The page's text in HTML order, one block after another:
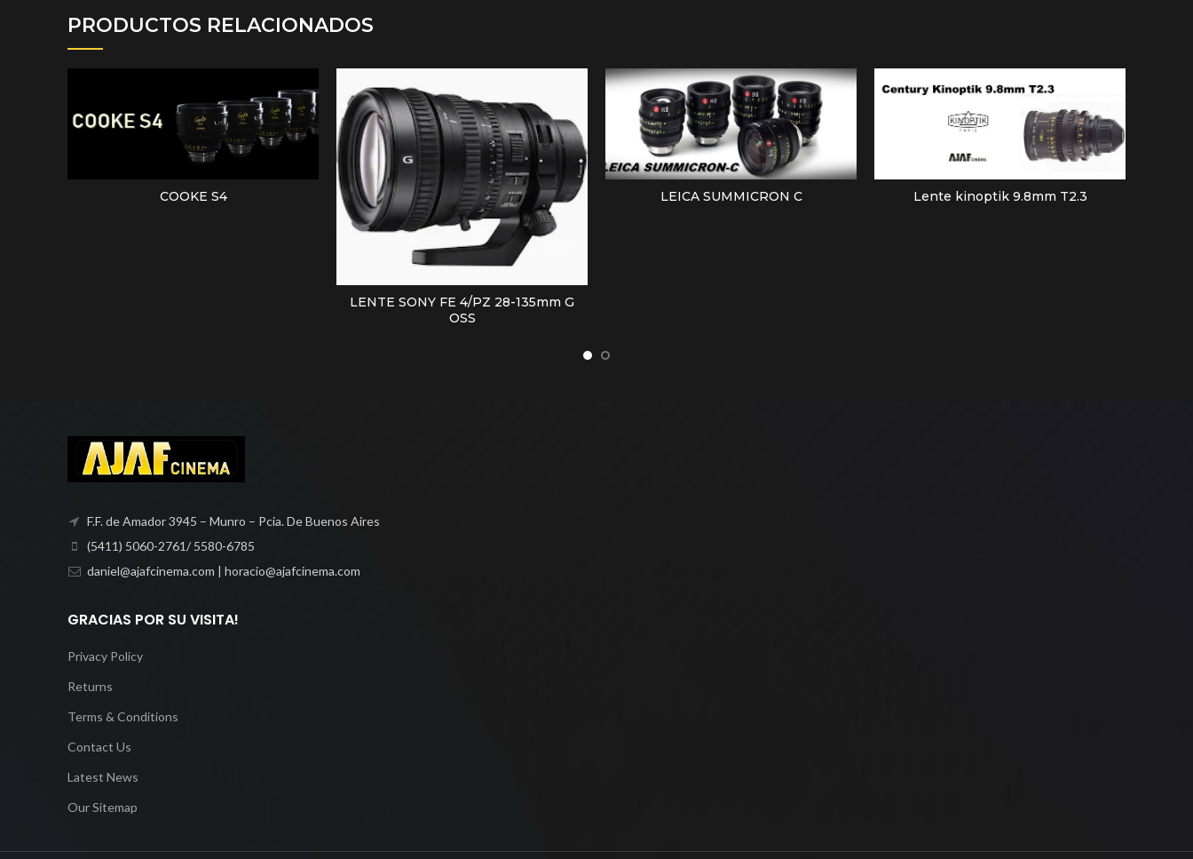
PRODUCTOS RELACIONADOS
LEER MÁS
COOKE S4
LEER MÁS
LENTE SONY FE 4/PZ 28-135mm G
OSS
LEER MÁS
LEICA SUMMICRON C LEER MÁS
Lente kinoptik 9.8mm T2.3
F.F. de Amador 3945 – Munro – Pcia. De Buenos Aires
(5411) 5060-2761/ 5580-6785
daniel@ajafcinema.com | horacio@ajafcinema.com
GRACIAS POR SU VISITA!
Privacy Policy
Returns
Terms & Conditions
Contact Us
Latest News
Our Sitemap